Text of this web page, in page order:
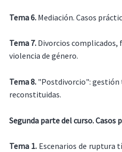
Tema 6. Mediación. Casos
Tema 7. Divorcios complicados,
violencia de género.
Tema 8. "Postdivorcio": gestión
reconstituidas.
Segunda parte del curso. Casos
Tema 1. Escenarios de ruptura